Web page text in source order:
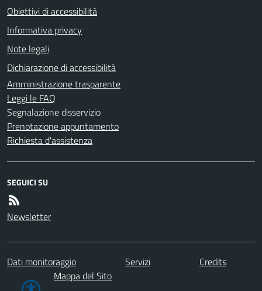
Obiettivi di accessibilità
Informativa privacy
Note legali
Dichiarazione di accessibilità
Amministrazione trasparente
Leggi le FAQ
Segnalazione disservizio
Prenotazione appuntamento
Richiesta d'assistenza
SEGUICI SU
Newsletter
Dati monitoraggio Servizi
Credits
Mappa del Sito